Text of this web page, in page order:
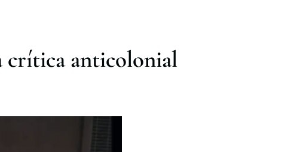
crítica anticolonial